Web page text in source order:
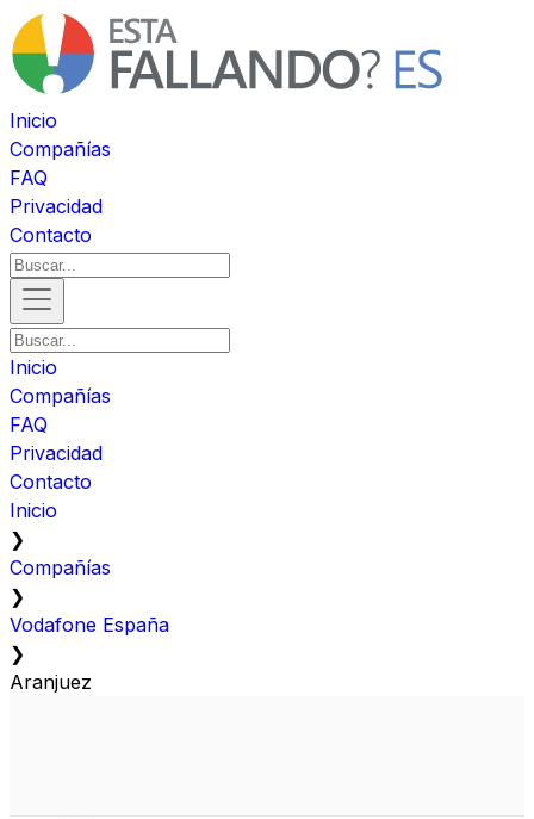
Inicio
Compañías
FAQ
Privacidad
Contacto
Inicio
Compañías
FAQ
Privacidad
Contacto
Inicio
❯
Compañías
❯
Vodafone España
❯
Aranjuez